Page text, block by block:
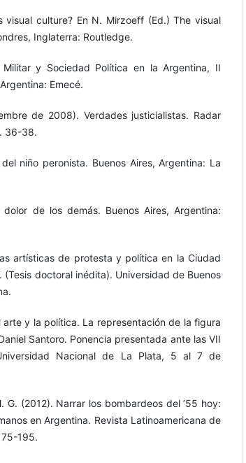
visual culture? En N. Mirzoeff (Ed.) The visual
Inglaterra: Routledge.
y Sociedad Política en la Argentina, II
Emecé.
de 2008). Verdades justicialistas. Radar
36-38.
niño peronista. Buenos Aires, Argentina: La
de los demás. Buenos Aires, Argentina:
artísticas de protesta y política en la Ciudad
(Tesis doctoral inédita). Universidad de Buenos
arte y la política. La representación de la figura
Santoro. Ponencia presentada ante las VII
Nacional de La Plata, 5 al 7 de
G. (2012). Narrar los bombardeos del ’55 hoy:
en Argentina. Revista Latinoamericana de
195.